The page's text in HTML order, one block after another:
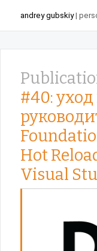
andrey gubskiy|
#40: уход
Hot
Visual